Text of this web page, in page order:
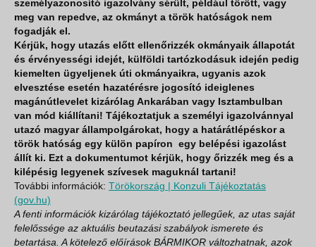
személyazonosító igazolvány sérült, például törött, vagy
meg van repedve, az okmányt a török hatóságok nem
fogadják el.
Kérjük, hogy utazás előtt ellenőrizzék okmányaik állapotát
és érvényességi idejét, külföldi tartózkodásuk idején pedig
kiemelten ügyeljenek úti okmányaikra, ugyanis azok
elvesztése esetén hazatérésre jogosító ideiglenes
magánútlevelet kizárólag Ankarában vagy Isztambulban
van mód kiállítani! Tájékoztatjuk a személyi igazolvánnyal
utazó magyar állampolgárokat, hogy a határátlépéskor a
török hatóság egy külön papíron egy belépési igazolást
állít ki. Ezt a dokumentumot kérjük, hogy őrizzék meg és a
kilépésig legyenek szívesek maguknál tartani!
További információk: Törökország | Konzuli Tájékoztatás
(gov.hu)
A fenti információk kizárólag tájékoztató jellegűek, az utas saját
felelőssége az aktuális beutazási szabályok ismerete és
betartása. A kötelező előírások BÁRMIKOR változhatnak, azok